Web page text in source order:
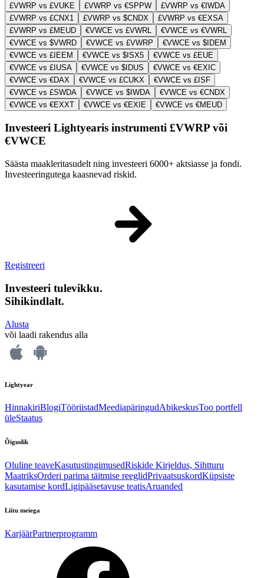
£VWRP vs £VUKE
£VWRP vs €SPPW
£VWRP vs €IWDA
£VWRP vs £CNX1
£VWRP vs $CNDX
£VWRP vs €EXSA
£VWRP vs £MEUD
€VWCE vs £VWRL
€VWCE vs €VWRL
€VWCE vs $VWRD
€VWCE vs £VWRP
€VWCE vs $IDEM
€VWCE vs £IEEM
€VWCE vs $ISX5
€VWCE vs £EUE
€VWCE vs £IUSA
€VWCE vs $IDUS
€VWCE vs €EXIC
€VWCE vs €DAX
€VWCE vs £CUKX
€VWCE vs £ISF
€VWCE vs £SWDA
€VWCE vs $IWDA
€VWCE vs €CNDX
€VWCE vs €EXXT
€VWCE vs €EXIE €VWCE vs €MEUD
Investeeri Lightyearis instrumenti £VWRP või
€VWCE
Säästa maakleritasudelt ning investeeri 6000+ aktsiasse ja fondi.
Investeeringutega kaasnevad riskid.
Registreeri
Investeeri tulevikku.
Sihikindlalt.
Alusta
või laadi rakendus alla
Lightyear
HinnakiriBlogiTööriistadMeediapäringudAbikeskusToo portfell
üleStaatus
Õiguslik
Oluline teaveKasutustingimusedRiskide Kirjeldus, Sihtturu
MaatriksOrderi parima täitmise reeglidPrivaatsuskordKüpsiste
kasutamise kordLigipääsetavuse teatisAruanded
Liitu meiega
KarjäärPartnerprogramm